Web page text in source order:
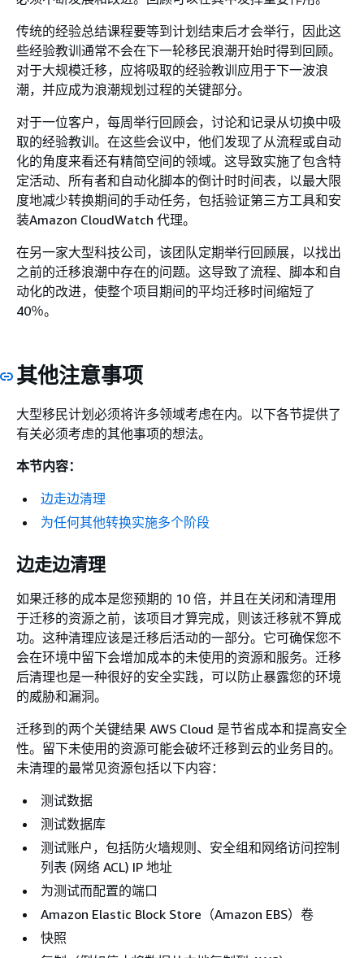
传统的经验总结课程要等到计划结束后才会举行，因此这
些经验教训通常不会在下一轮移民浪潮开始时得到回顾。
对于大规模迁移，应将吸取的经验教训应用于下一波浪
潮，并应成为浪潮规划过程的关键部分。
对于一位客户，每周举行回顾会，讨论和记录从切换中吸
取的经验教训。在这些会议中，他们发现了从流程或自动
化的角度来看还有精简空间的领域。这导致实施了包含特
定活动、所有者和自动化脚本的倒计时时间表，以最大限
度地减少转换期间的手动任务，包括验证第三方工具和安
装Amazon CloudWatch 代理。
在另一家大型科技公司，该团队定期举行回顾展，以找出
之前的迁移浪潮中存在的问题。这导致了流程、脚本和自
动化的改进，使整个项目期间的平均迁移时间缩短了
40％。
其他注意事项
大型移民计划必须将许多领域考虑在内。以下各节提供了
有关必须考虑的其他事项的想法。
本节内容：
边走边清理
为任何其他转换实施多个阶段
边走边清理
如果迁移的成本是您预期的 10 倍，并且在关闭和清理用
于迁移的资源之前，该项目才算完成，则该迁移就不算成
功。这种清理应该是迁移后活动的一部分。它可确保您不
会在环境中留下会增加成本的未使用的资源和服务。迁移
后清理也是一种很好的安全实践，可以防止暴露您的环境
的威胁和漏洞。
迁移到的两个关键结果 AWS Cloud 是节省成本和提高安全
性。留下未使用的资源可能会破坏迁移到云的业务目的。
未清理的最常见资源包括以下内容：
测试数据
测试数据库
测试账户，包括防火墙规则、安全组和网络访问控制
列表 (网络 ACL) IP 地址
为测试而配置的端口
Amazon Elastic Block Store（Amazon EBS）卷
快照